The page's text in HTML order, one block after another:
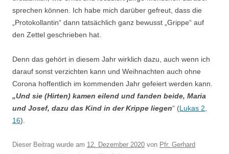
sprechen können. Ich habe mich darüber gefreut, dass die
„Protokollantin“ dann tatsächlich ganz bewusst „Grippe“ auf
den Zettel geschrieben hat.
Denn das gehört in diesem Jahr wirklich dazu, auch wenn ich
darauf sonst verzichten kann und Weihnachten auch ohne
Corona hoffentlich im kommenden Jahr gefeiert werden kann.
„Und sie (Hirten) kamen eilend und fanden beide, Maria
und Josef, dazu das Kind in der Krippe liegen“ (Lukas 2,
16).
Dieser Beitrag wurde am 12. Dezember 2020 von Pfr. Gerhard